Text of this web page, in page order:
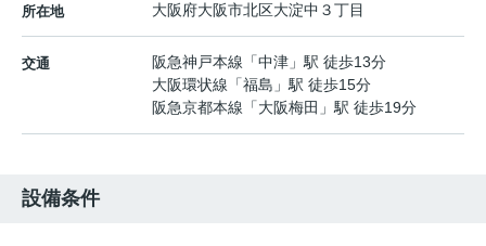
所在地 大阪府大阪市北区大淀中 ３丁目
交通 阪急神戸本線 「中津 」駅 徒歩13分
大阪環状線 「福島 」駅 徒歩15分
阪急京都本線 「大阪梅田 」駅 徒歩19分
設備条件